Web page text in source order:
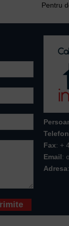
Pentru
Telefon
Fax: +
Email:
Adresa